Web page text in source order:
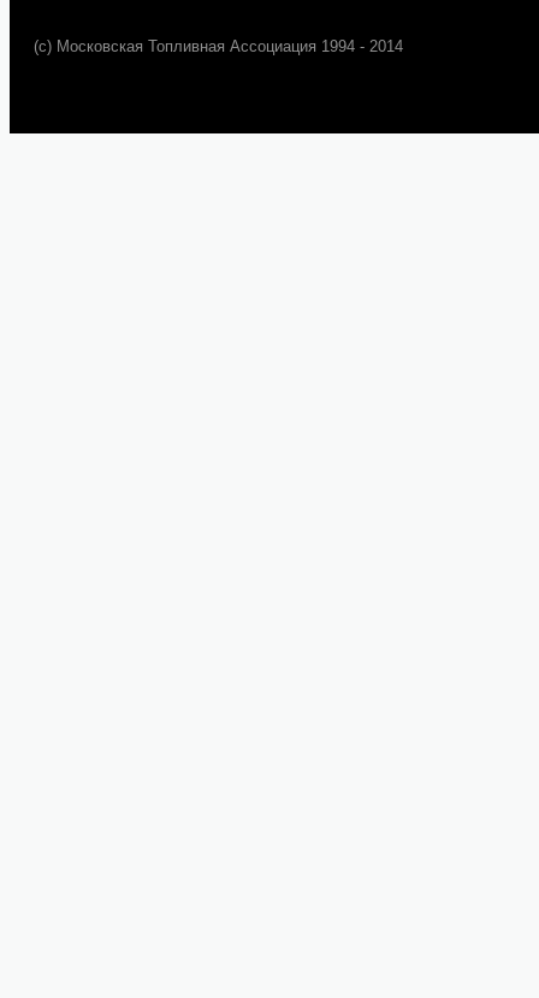
(c) Московская Топливная Ассоциация 1994 - 2014